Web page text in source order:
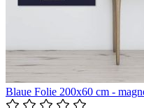
Blaue Folie 200x60 cm -